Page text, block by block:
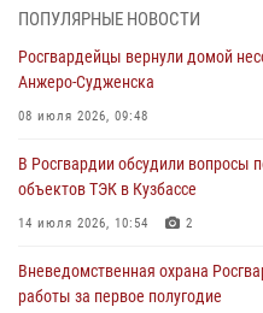
Росгвардейцы задержали в
05 августа 2026, 09:30
Росгвардейцы задержали
05 августа 2026, 08:50
Росгвардейцы пресекли
ПОПУЛЯРНЫЕ НОВОСТИ
Росгвардейцы вернули домой
Анжеро-Судженска
08 июля 2026, 09:48
В Росгвардии обсудили вопросы
объектов ТЭК в Кузбассе
14 июля 2026, 10:54 2
Вневедомственная охрана
работы за первое полугодие